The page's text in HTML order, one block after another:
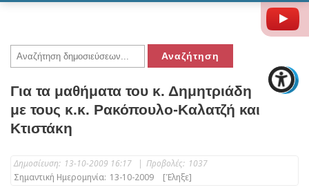
Για τα μαθήματα του κ. Δημητριάδη
με τους κ.κ. Ρακόπουλο-Καλατζή και
Κτιστάκη
Δημοσίευση: 13-10-2009 16:17 | Προβολές: 1037
Σημαντική Ημερομηνία: 13-10-2009 [Έληξε]